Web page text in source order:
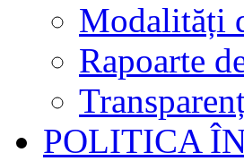
Modalități
Rapoarte
POLITICA